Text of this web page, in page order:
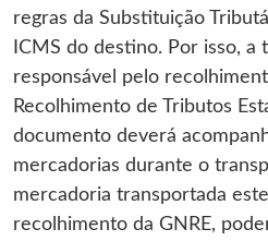
regras da Substituição
ICMS do destino. Por isso, a
responsável pelo
Recolhimento de Tributos
documento deverá
mercadorias durante o
mercadoria transportada
recolhimento da GNRE,